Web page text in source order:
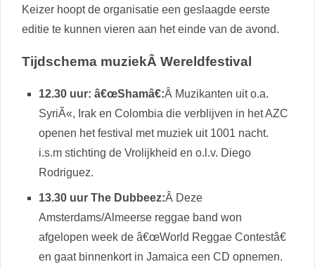
Keizer hoopt de organisatie een geslaagde eerste
editie te kunnen vieren aan het einde van de avond.
Tijdschema muziekÂ Wereldfestival
12.30 uur: â€œShamâ€:Â Muzikanten uit o.a.
SyriÃ«, Irak en Colombia die verblijven in het AZC
openen het festival met muziek uit 1001 nacht.
i.s.m stichting de Vrolijkheid en o.l.v. Diego
Rodriguez.
13.30 uur The Dubbeez:Â Deze
Amsterdams/Almeerse reggae band won
afgelopen week de â€œWorld Reggae Contestâ€
en gaat binnenkort in Jamaica een CD opnemen.